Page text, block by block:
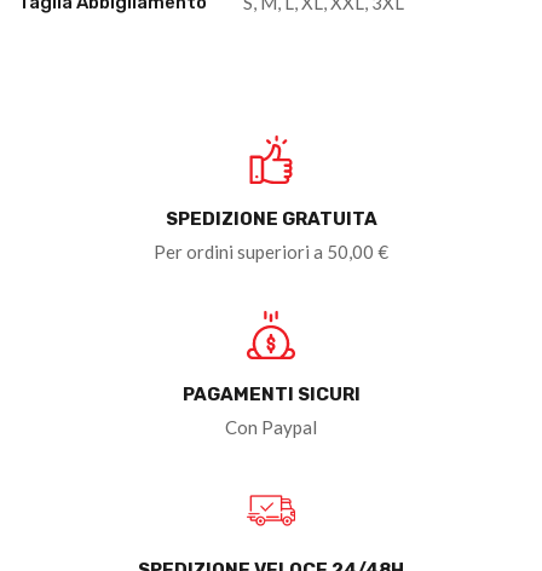
SPEDIZIONE GRATUITA
Per ordini superiori a 50,00 €
PAGAMENTI SICURI
Con Paypal